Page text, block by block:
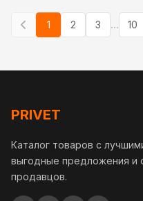
1 2 3 ... 10
PRIVET
Каталог товаров с
выгодные предложения и
продавцов.